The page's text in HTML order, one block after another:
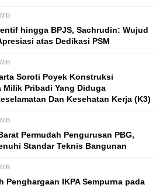
hingga BPJS, Sachrudin: Wujud
atas Dedikasi PSM
Soroti Poyek Konstruksi
Milik Pribadi Yang Diduga
Dan Kesehatan Kerja (K3)
Permudah Pengurusan PBG,
Standar Teknis Bangunan
Penghargaan IKPA Sempurna pada